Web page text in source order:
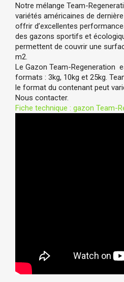
Notre mélange Team-
variétés américaines de
offrir d’excellentes
des gazons sportifs et
permettent de couvrir une
m2.
Le Gazon Team-Regeneration
formats : 3kg, 10kg et 25kg.
le format du contenant peut
Nous contacter.
Fiche technique : gazon Team-